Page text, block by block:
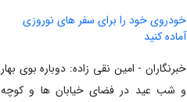
خودروی خود را برای سفر های نوروزی
آماده کنید
خبرنگاران - امین نقی زاده: دوباره بوی بهار
و شب عید در فضای خیابان ها و کوچه